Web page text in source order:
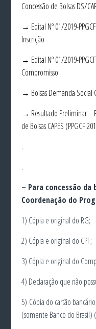
Concessão de Bolsas DS/
→ Edital Nº 01/2019-
Inscrição
→ Edital Nº 01/2019-
Compromisso
→ Bolsas Demanda Social
→ Resultado Preliminar –
de Bolsas CAPES (PPGCF
.
.
– Para concessão
Coordenação do
1) Cópia e original do RG;
2) Cópia e original do CPF;
3) Cópia e original do
4) Declaração que não
5) Cópia do cartão
(somente Banco do